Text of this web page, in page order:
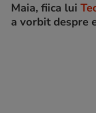
Maia, fiica lui
a vorbit despre